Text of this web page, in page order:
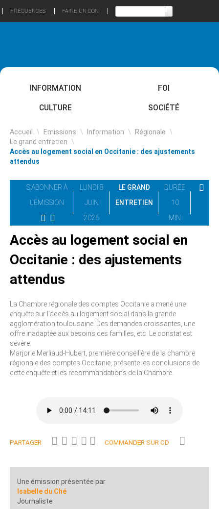
FRÉQUENCES FAIRE UN DON
INFORMATION FOI
CULTURE SOCIÉTÉ
Accueil \ Emissions \ Information \ Régionale \
Le grand entretien \
Accès au logement social en Occitanie : des ajustements
attendus
S'ABONNER À
L'ÉMISSION
LUNDI 8
JUIN
2026
LE GRAND
ENTRETIEN
DURÉE
10
MIN
Accès au logement social en
Occitanie : des ajustements
attendus
La Chambre régionale des comptes Occitanie a mené une
enquête sur l’accès au logement social dans la grande
agglomération toulousaine. Des demandes croissantes, une
offre inadaptée aux besoins des familles, etc. Le constat est
sévère.
Marjorie Merliaud-Hubert, première conseillère de la chambre
régionale des comptes Occitanie, présente les conclusions de
cette enquête et les recommandations de la Chambre.
PARTAGER COMMANDER SUR CD
Une émission présentée par
Isabelle du Ché
Journaliste